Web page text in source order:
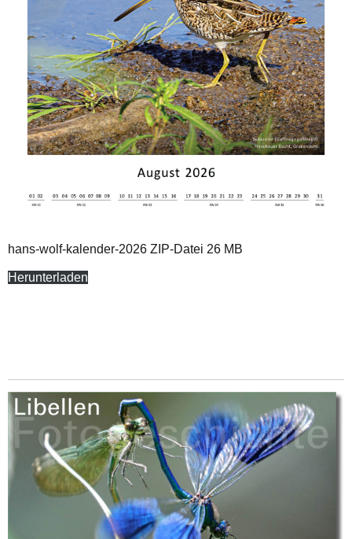
hans-wolf-kalender-2026 ZIP-Datei 26 MB
Herunterladen